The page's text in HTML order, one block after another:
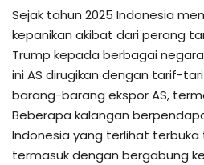
Sejak tahun 2025 Indonesia
kepanikan akibat dari perang
Trump kepada berbagai
ini AS dirugikan dengan tarif-
barang-barang ekspor AS,
Beberapa kalangan
Indonesia yang terlihat terbuka
termasuk dengan bergabung